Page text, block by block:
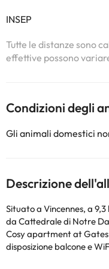
INSEP
Tutte le distanze sono
effettive possono
Condizioni degli
Gli animali domestici
Descrizione
Situato a Vincennes, a
da Cattedrale di Notre
Cosy apartment at Gates
disposizione balcone e
Bastille, la struttura